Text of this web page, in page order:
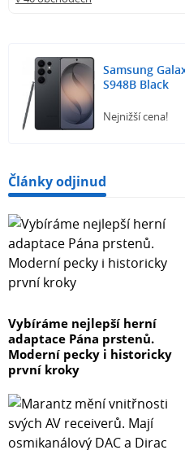
Velikost displeje
6.9 "
s Dynamic AMOLED 2X
Obnovovací frekvence
120 Hz
498 PPI
Rozlišení displeje
3120 x 1440
Samsung
S948B Black
Nejnižší cena!
Články odjinud
Vybíráme nejlepší herní
adaptace Pána prstenů.
Moderní pecky i historicky
první kroky